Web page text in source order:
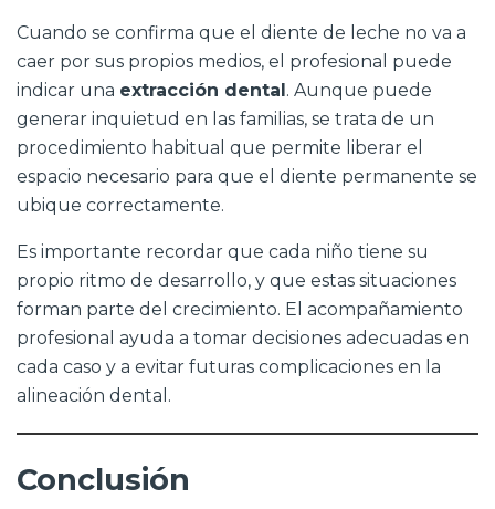
Cuando se confirma que el diente de leche no va a
caer por sus propios medios, el profesional puede
indicar una extracción dental. Aunque puede
generar inquietud en las familias, se trata de un
procedimiento habitual que permite liberar el
espacio necesario para que el diente permanente se
ubique correctamente.
Es importante recordar que cada niño tiene su
propio ritmo de desarrollo, y que estas situaciones
forman parte del crecimiento. El acompañamiento
profesional ayuda a tomar decisiones adecuadas en
cada caso y a evitar futuras complicaciones en la
alineación dental.
Conclusión